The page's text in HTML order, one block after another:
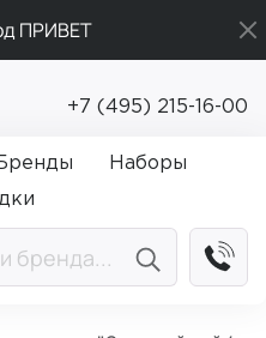
ПРИВЕТ
от 5 000₽
заказ от 5 000₽
+7 (495) 215-16-00
Наборы